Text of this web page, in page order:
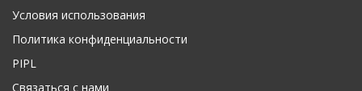
Условия использования
Политика конфиденциальности
PIPL
Связаться с нами